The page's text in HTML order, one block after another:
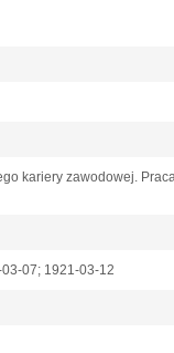
kariery zawodowej.
07; 1921-03-12